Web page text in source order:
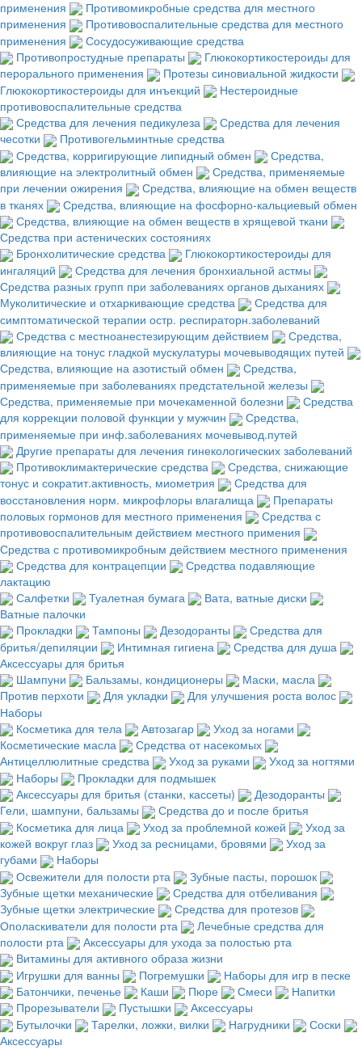
применения
Противомикробные средства для местного
применения
Противовоспалительные средства для местного
применения
Сосудосуживающие средства
Противопростудные препараты
Глюкокортикостероиды для
перорального применения
Протезы синовиальной жидкости
Глюкокортикостероиды для инъекций
Нестероидные
противовоспалительные средства
Средства для лечения педикулеза
Средства для лечения
чесотки
Противогельминтные средства
Средства, корригирующие липидный обмен
Средства,
влияющие на электролитный обмен
Средства, применяемые
при лечении ожирения
Средства, влияющие на обмен веществ
в тканях
Средства, влияющие на фосфорно-кальциевый обмен
Средства, влияющие на обмен веществ в хрящевой ткани
Средства при астенических состояниях
Бронхолитические средства
Глюкокортикостероиды для
ингаляций
Средства для лечения бронхиальной астмы
Средства разных групп при заболеваниях органов дыханиях
Муколитические и отхаркивающие средства
Средства для
симптоматической терапии остр. респираторн.заболеваний
Средства с местноанестезирующим действием
Средства,
влияющие на тонус гладкой мускулатуры мочевыводящих путей
Средства, влияющие на азотистый обмен
Средства,
применяемые при заболеваниях предстательной железы
Средства, применяемые при мочекаменной болезни
Средства
для коррекции половой функции у мужчин
Средства,
применяемые при инф.заболеваниях мочевывод.путей
Другие препараты для лечения гинекологических заболеваний
Противоклимактерические средства
Средства, снижающие
тонус и сократит.активность, миометрия
Средства для
восстановления норм. микрофлоры влагалища
Препараты
половых гормонов для местного применения
Средства с
противовоспалительным действием местного примения
Средства с противомикробным действием местного применения
Средства для контрацепции
Средства подавляющие
лактацию
Салфетки
Туалетная бумага
Вата, ватные диски
Ватные палочки
Прокладки
Тампоны Дезодоранты
Средства для
бритья/депиляции
Интимная гигиена
Средства для душа
Аксессуары для бритья
Шампуни
Бальзамы, кондиционеры
Маски, масла
Против перхоти
Для укладки
Для улучшения роста волос
Наборы
Косметика для тела
Автозагар
Уход за ногами
Косметические масла
Средства от насекомых
Антицеллюлитные средства
Уход за руками
Уход за ногтями
Наборы
Прокладки для подмышек
Аксессуары для бритья (станки, кассеты)
Дезодоранты
Гели, шампуни, бальзамы
Средства до и после бритья
Косметика для лица
Уход за проблемной кожей
Уход за
кожей вокруг глаз
Уход за ресницами, бровями
Уход за
губами
Наборы
Освежители для полости рта
Зубные пасты, порошок
Зубные щетки механические
Средства для отбеливания
Зубные щетки электрические
Средства для протезов
Ополаскиватели для полости рта
Лечебные средства для
полости рта
Аксессуары для ухода за полостью рта
Витамины для активного образа жизни
Игрушки для ванны
Погремушки
Наборы для игр в песке
Батончики, печенье
Каши Пюре Смеси
Напитки
Прорезыватели
Пустышки
Аксессуары
Бутылочки
Тарелки, ложки, вилки Нагрудники
Соски
Аксессуары